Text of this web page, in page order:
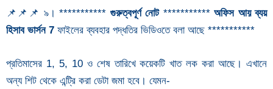
📌📌📌 ৯। *********** গুরুত্বপূর্ণ নোট***********অফিস আয় ব্যয়
হিসাব ভার্সন 7 ফাইলের ব্যবহার পদ্ধতির ভিডিওতে বলা আছে ***********
প্রতিমাসের 1, 5, 10 ও শেষ তারিখে কয়েকটি খাত লক করা আছে। এখানে
অন্য শিট থেকে এন্ট্রি করা ডেটা জমা হবে। যেমন-